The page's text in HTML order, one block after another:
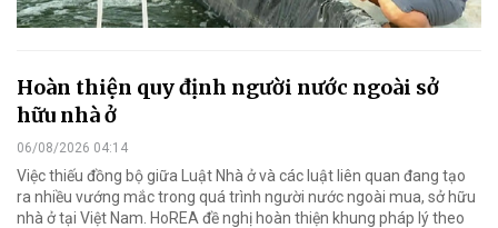
Hoàn thiện quy định người nước ngoài sở
hữu nhà ở
06/08/2026 04:14
Việc thiếu đồng bộ giữa Luật Nhà ở và các luật liên quan đang tạo
ra nhiều vướng mắc trong quá trình người nước ngoài mua, sở hữu
nhà ở tại Việt Nam. HoREA đề nghị hoàn thiện khung pháp lý theo